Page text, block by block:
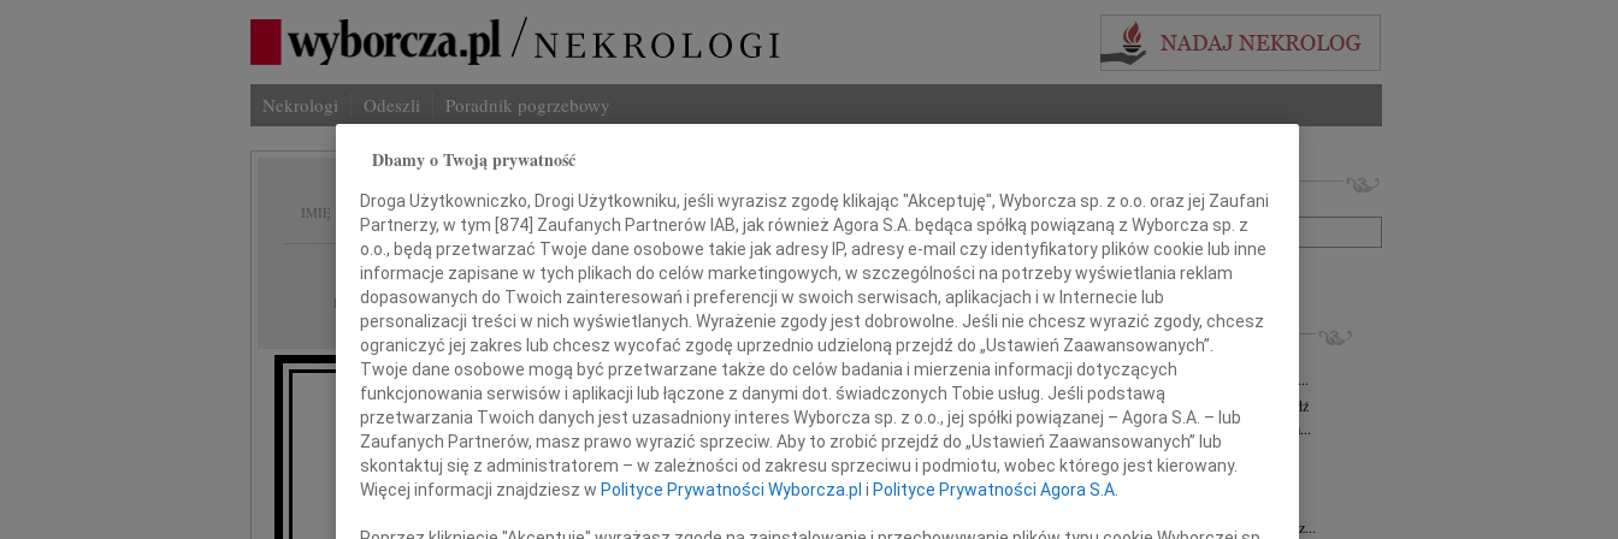
Nekrologi Odeszli Poradnik pogrzebowy
IMIĘ I NAZWISKO: Ryszard Stanisław Wasiak
REGION: Łódź
DATA EMISJI: 08.05.2024
5 maja 2024 roku, w wieku 68 lat
Imię i nazwisko lub numer ogłoszenia:
+ szukanie zaawansowane
INNE NEKROLOGI
Wanda Milan 03.08.2026Łódź
Z głębokim żalem zawiadamiamy, że dnia 29...
Tadeusz Maciaszek wiek: 73
Łódź
Z głębokim żalem zawiadamiamy, że 24 lipca...
Adam Gawryszczak 21.07.2026
W dniu 15 lipca 2026 roku odszedł nasz...
Jan Rek
W dniu 4 lipca2026 roku zmarł w Łodzi Nasz...
Dbamy o Twoją prywatność
Droga Użytkowniczko, Drogi Użytkowniku, jeśli wyrazisz zgodę klikając "Akceptuję", Wyborcza sp. z o.o. oraz jej Zaufani
Partnerzy, w tym [874] Zaufanych Partnerów IAB, jak również Agora S.A. będąca spółką powiązaną z Wyborcza sp. z
o.o., będą przetwarzać Twoje dane osobowe takie jak adresy IP, adresy e-mail czy identyfikatory plików cookie lub inne
informacje zapisane w tych plikach do celów marketingowych, w szczególności na potrzeby wyświetlania reklam
dopasowanych do Twoich zainteresowań i preferencji w swoich serwisach, aplikacjach i w Internecie lub
personalizacji treści w nich wyświetlanych. Wyrażenie zgody jest dobrowolne. Jeśli nie chcesz wyrazić zgody, chcesz
ograniczyć jej zakres lub chcesz wycofać zgodę uprzednio udzieloną przejdź do „Ustawień Zaawansowanych”.
Twoje dane osobowe mogą być przetwarzane także do celów badania i mierzenia informacji dotyczących
funkcjonowania serwisów i aplikacji lub łączone z danymi dot. świadczonych Tobie usług. Jeśli podstawą
przetwarzania Twoich danych jest uzasadniony interes Wyborcza sp. z o.o., jej spółki powiązanej – Agora S.A. – lub
Zaufanych Partnerów, masz prawo wyrazić sprzeciw. Aby to zrobić przejdź do „Ustawień Zaawansowanych” lub
skontaktuj się z administratorem – w zależności od zakresu sprzeciwu i podmiotu, wobec którego jest kierowany.
Więcej informacji znajdziesz w Polityce Prywatności Wyborcza.pl i Polityce Prywatności Agora S.A.